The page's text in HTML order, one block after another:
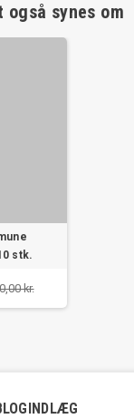
også synes om
stk.
kr.